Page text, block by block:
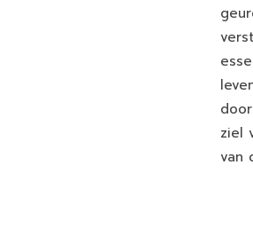
ziel
van